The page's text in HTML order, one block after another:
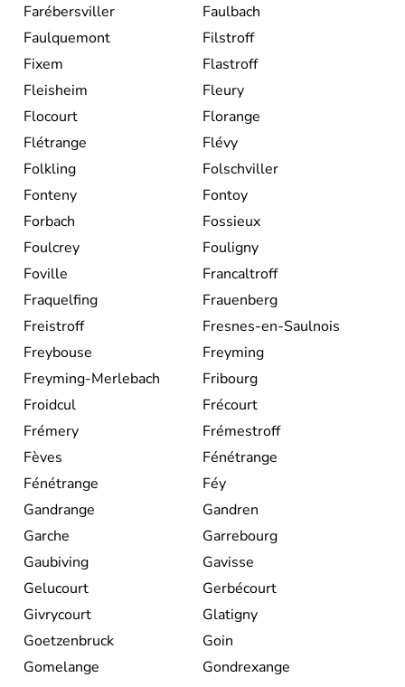
Farébersviller
Faulbach
Faulquemont
Filstroff
Fixem
Flastroff
Fleisheim
Fleury
Flocourt
Florange
Flétrange
Flévy
Folkling
Folschviller
Fonteny
Fontoy
Forbach
Fossieux
Foulcrey
Fouligny
Foville
Francaltroff
Fraquelfing
Frauenberg
Freistroff
Fresnes-en-Saulnois
Freybouse
Freyming
Freyming-Merlebach
Fribourg
Froidcul
Frécourt
Frémery
Frémestroff
Fèves
Fénétrange
Fénétrange
Féy
Gandrange
Gandren
Garche
Garrebourg
Gaubiving
Gavisse
Gelucourt
Gerbécourt
Givrycourt
Glatigny
Goetzenbruck
Goin
Gomelange
Gondrexange